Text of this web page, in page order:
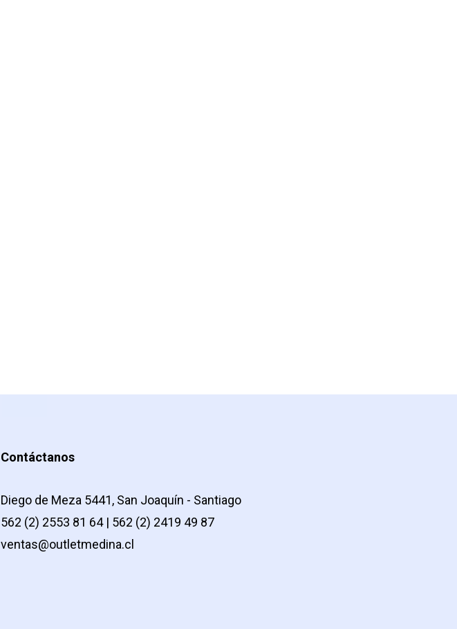
Contáctanos
Diego de Meza 5441, San Joaquín - Santiago
562 (2) 2553 81 64 | 562 (2) 2419 49 87
ventas@outletmedina.cl